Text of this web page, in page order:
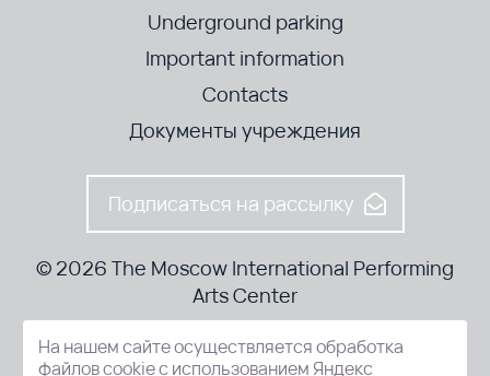
Underground parking
Important information
Contacts
Документы учреждения
Подписаться на рассылку
© 2026 The Moscow International Performing
Arts Center
52-8, Kosmodamianskaya nab., Moscow, 115054, Russia
На нашем сайте осуществляется обработка
файлов cookie с использованием Яндекс